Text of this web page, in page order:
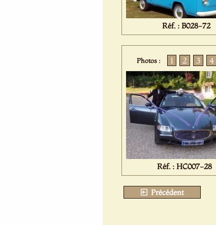
Réf. : B028-72
Photos : 1 2 3 4
Réf. : HC007-28
Précédent